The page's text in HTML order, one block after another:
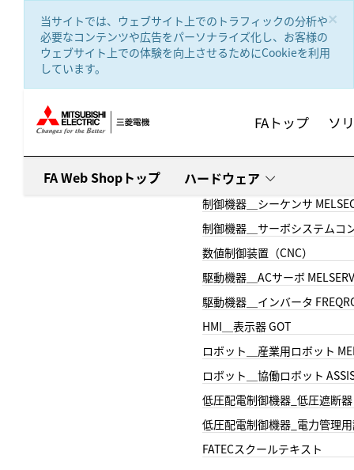
×
当サイトでは、ウェブサイト上でのトラフィックの分析や
必要なコンテンツや広告をパーソナライズ化し、お客様の
ウェブサイト上での体験を向上させるためにCookieを利用
しています。
FAトップ ソ
FA Web Shopトップ ハードウェア
制御機器＿シーケンサ
制御機器＿サーボシステムコ
数値制御装置（CNC）
駆動機器＿ACサーボ
駆動機器＿インバータ
HMI＿表示器 GOT
ロボット＿産業用ロボット
ロボット＿協働ロボット
低圧配電制御機器_低圧遮断器
低圧配電制御機器_電力管理
FATECスクールテキスト